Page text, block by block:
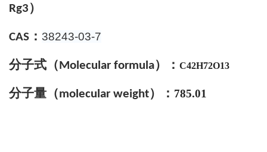
Rg3）
CAS ： 38243-03-7
分子式 （ Molecular formula） ： C42H72O13
分子量（molecular weight）： 785.01